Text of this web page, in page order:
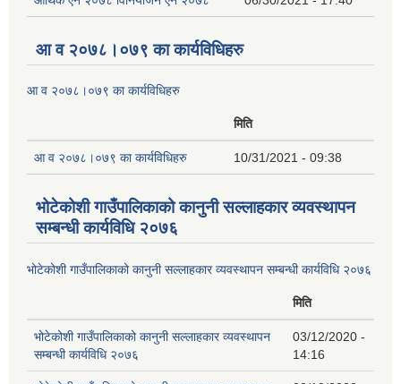
आ व २०७८।०७९ का कार्यविधिहरु
आ व २०७८।०७९ का कार्यविधिहरु
मिति
आ व २०७८।०७९ का कार्यविधिहरु 10/31/2021 - 09:38
भोटेकोशी गाउँपालिकाको कानुनी सल्लाहकार व्यवस्थापन
सम्बन्धी कार्यविधि २०७६
भोटेकोशी गाउँपालिकाको कानुनी सल्लाहकार व्यवस्थापन सम्बन्धी कार्यविधि २०७६
मिति
भोटेकोशी गाउँपालिकाको कानुनी सल्लाहकार व्यवस्थापन
सम्बन्धी कार्यविधि २०७६
03/12/2020 -
14:16